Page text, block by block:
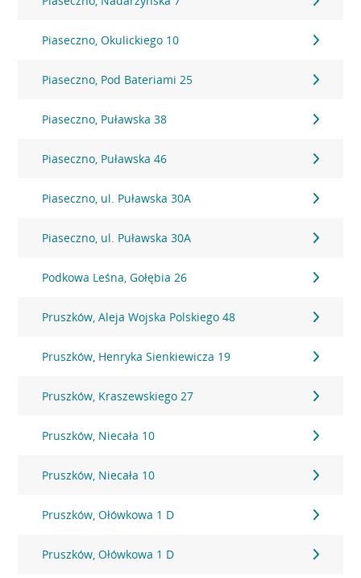
Piaseczno, Okulickiego 10
Piaseczno, Pod Bateriami 25
Piaseczno, Puławska 38
Piaseczno, Puławska 46
Piaseczno, ul. Puławska 30A
Piaseczno, ul. Puławska 30A
Podkowa Leśna, Gołębia 26
Pruszków, Aleja Wojska Polskiego 48
Pruszków, Henryka Sienkiewicza 19
Pruszków, Kraszewskiego 27
Pruszków, Niecała 10
Pruszków, Niecała 10
Pruszków, Ołówkowa 1 D
Pruszków, Ołówkowa 1 D